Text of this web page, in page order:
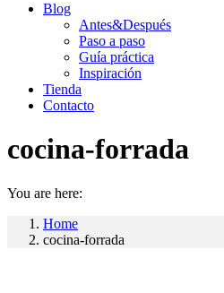
Blog
Antes&Después
Paso a paso
Guía práctica
Inspiración
Tienda
Contacto
cocina-forrada
You are here:
Home
cocina-forrada